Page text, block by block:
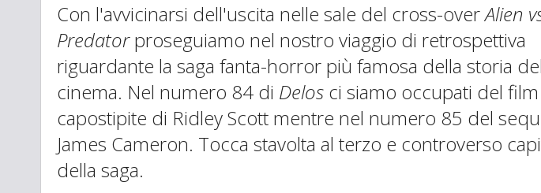
Con l'avvicinarsi dell'uscita nelle sale del cross-overAlien
Predatorproseguiamo nel nostro viaggio di retrospettiva
riguardante la saga fanta-horror più famosa della storia del
cinema. Nel numero 84 di Delos ci siamo occupati del film
capostipite di Ridley Scott mentre nel numero 85 del
James Cameron. Tocca stavolta al terzo e controverso
della saga.